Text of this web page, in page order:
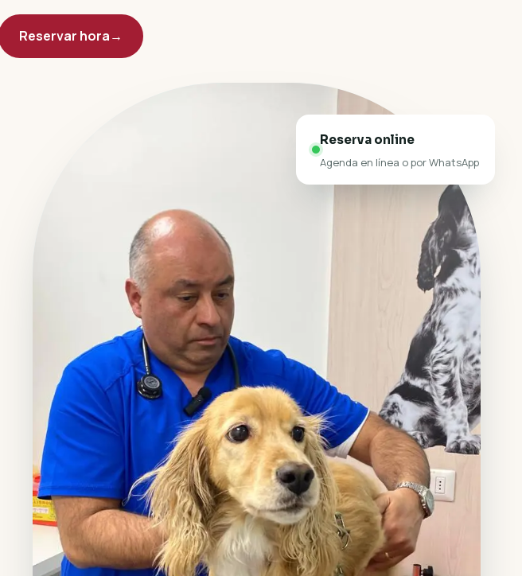
Reservar hora→
Reserva online
Agenda en línea o por WhatsApp